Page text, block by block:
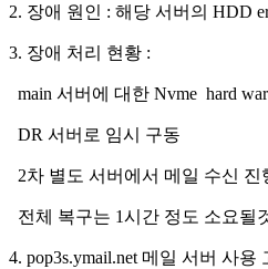
2. 장애 원인 : 해당 서버의 HDD
3. 장애 처리 현황 :
main 서버에 대한 Nvme hard
DR 서버로 임시 구동
2차 별도 서버에서 메일 수신
전체 복구는 1시간 정도 소요될
4. pop3s.ymail.net 메일 서버 사